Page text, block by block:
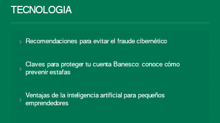
TECNOLOGÍA
Recomendaciones para evitar el fraude cibernético
Claves para proteger tu cuenta Banesco: conoce cómo
prevenir estafas
Ventajas de la inteligencia artificial para pequeños
emprendedores